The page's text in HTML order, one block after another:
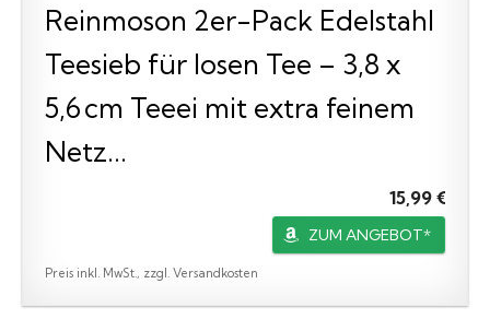
Reinmoson 2er-Pack Edelstahl
Teesieb für losen Tee – 3,8 x
5,6 cm Teeei mit extra feinem
Netz...
15,99 €
ZUM ANGEBOT*
Preis inkl. MwSt., zzgl. Versandkosten